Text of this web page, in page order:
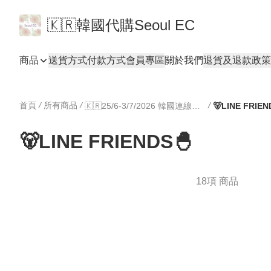
🇰🇷韓國代購Seoul EC
商品 送貨方式付款方式會員專區關於我們退貨及退款政策
首頁 / 所有商品 / / 🐻LINE
🐻LINE FRIENDS🐣
18項 商品